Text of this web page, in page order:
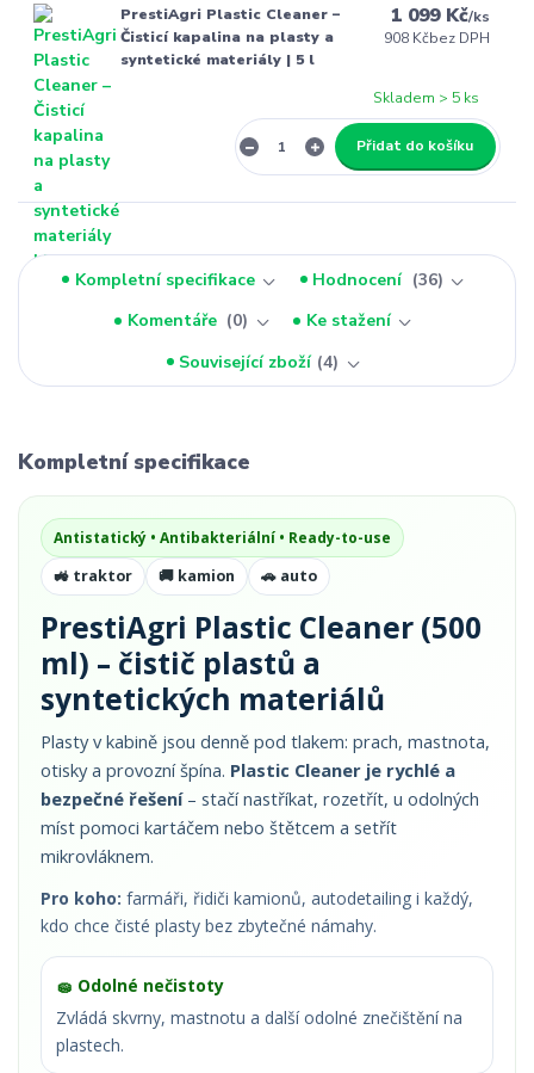
PrestiAgri Plastic Cleaner –
Čisticí kapalina na plasty a
syntetické materiály | 5 l
1 099 Kč/ks
908 Kčbez DPH
Skladem > 5 ks
Přidat do košíku
Kompletní specifikace Hodnocení
36
Komentáře
0
Ke stažení
Související zboží 4
Kompletní specifikace
Antistatický • Antibakteriální • Ready-to-use
🚜 traktor 🚚 kamion 🚗 auto
PrestiAgri Plastic Cleaner (500
ml) – čistič plastů a
syntetických materiálů
Plasty v kabině jsou denně pod tlakem: prach, mastnota,
otisky a provozní špína. Plastic Cleaner je rychlé a
bezpečné řešení– stačí nastříkat, rozetřít, u odolných
míst pomoci kartáčem nebo štětcem a setřít
mikrovláknem.
Pro koho: farmáři, řidiči kamionů, autodetailing i každý,
kdo chce čisté plasty bez zbytečné námahy.
🧽 Odolné nečistoty
Zvládá skvrny, mastnotu a další odolné znečištění na
plastech.